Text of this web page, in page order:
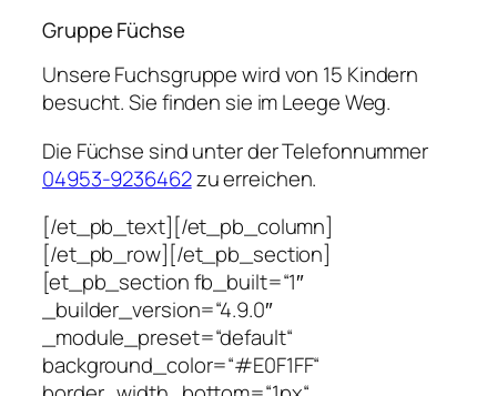
Gruppe Füchse
Unsere Fuchsgruppe wird von 15 Kindern
besucht. Sie finden sie im Leege Weg.
Die Füchse sind unter der Telefonnummer
04953-9236462zu erreichen.
[/et_pb_text][/et_pb_column]
[/et_pb_row][/et_pb_section]
[et_pb_section fb_built=“1″
_builder_version=“4.9.0″
_module_preset=“default“
background_color=“#E0F1FF“